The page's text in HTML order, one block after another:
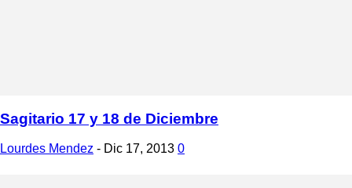
Sagitario 17 y 18 de Diciembre
Lourdes Mendez - Dic 17, 2013 0